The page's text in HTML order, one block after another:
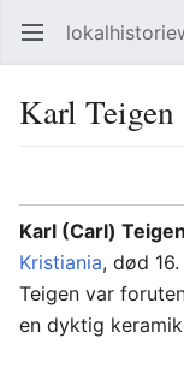
Åpne hovedmenyen
Karl Teigen
Karl (Carl) Teigen
Kristiania, død
Teigen var
en dyktig